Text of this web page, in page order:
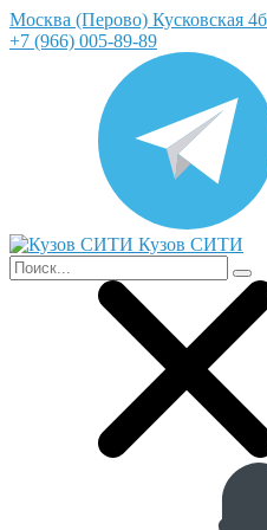
Москва (Перово) Кусковская
+7 (966) 005-89-89
Кузов СИТИ